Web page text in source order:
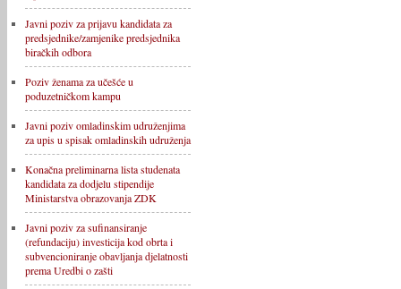
Javni poziv za prijavu kandidata za
predsjednike/zamjenike predsjednika
biračkih odbora
Poziv ženama za učešće u
poduzetničkom kampu
Javni poziv omladinskim udruženjima
za upis u spisak omladinskih udruženja
Konačna preliminarna lista studenata
kandidata za dodjelu stipendije
Ministarstva obrazovanja ZDK
Javni poziv za sufinansiranje
(refundaciju) investicija kod obrta i
subvencioniranje obavljanja djelatnosti
prema Uredbi o zašti